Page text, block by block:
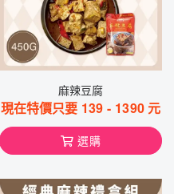
麻辣豆腐
現在特價只要 139 - 1390元
選購